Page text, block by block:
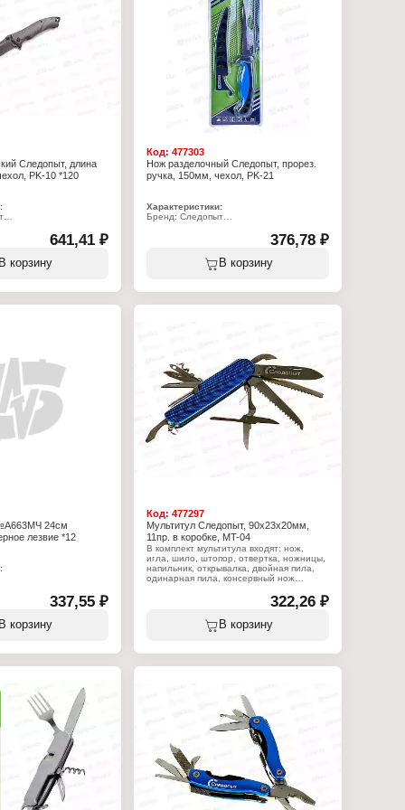
Следопыт, длина
PK-10 *120
мм
сталь
641,41 ₽
В корзину
Код:477303
Нож разделочный Следопыт, прорез.
ручка, 150мм, чехол, PK-21
Характеристики:
Бренд: Следопыт
Размер: 273х30х20 мм
Длина лезвия: 150 мм
376,78 ₽
В корзину
24см
лезвие *12
ручка
337,55 ₽
В корзину
Код:477297
Мультитул Следопыт, 90х23х20мм,
11пр. в коробке, MT-04
В комплект мультитула входят: нож,
игла, шило, штопор, отвертка, ножницы,
напильник, открывалка, двойная пила,
одинарная пила, консервный нож
Артикул: PF-MT-04
Тип товара: Мультитул
Материал: сталь
322,26 ₽
В корзину